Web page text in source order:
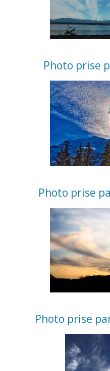
Photo prise
Photo prise
Photo prise